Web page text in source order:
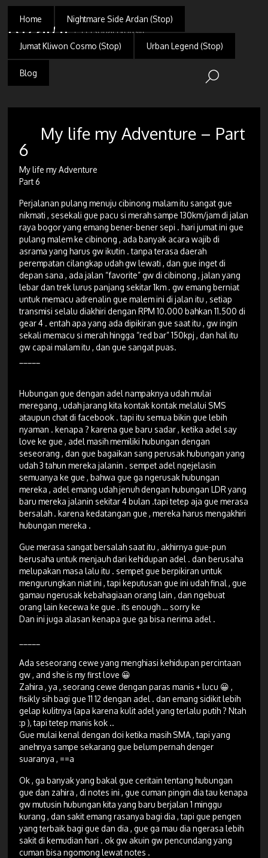
Rizaldi Personal Blogsite
Home Nightmare Side Ardan (Stop)
Jumat Kliwon Cosmo (Stop) Urban Legend (Stop)
Blog
My life my Adventure – Part
6
My life my Adventure
Part 6
Perjalanan pulang menuju cibinong malam itu sangat gue
nikmati , sesekali gue pacu si merah sampe 130km/jam di jalan
raya bogor yang emang bener-bener sepi . hari jumat ini gue
pulang malem ke cibinong , ada banyak acara wajib di
asrama yang harus gw ikutin . tanpa terasa daerah
perempatan cilangkap udah gw lewati , dan gue inget di
depan sana , ada jalan “favorite” gw di cibinong , jalan yang
lebar dan trek lurus panjang sekitar 1km . gw emang berniat
untuk memacu adrenalin gue malem ini di jalan itu , setiap
transmisi selalu diakhiri dengan RPM 10.000 bahkan 11.500 di
gear 4 . entah apa yang ada dipikiran gue saat itu , gw ingin
sekali memacu si merah hingga “red bar” 150kpj , dan hal itu
gw capai malam itu , dan gue sangat puas.
Hubungan gue dengan adel nampaknya udah mulai
meregang , udah jarang kita kontak kontak melalui SMS
ataupun chat di facebook . tapi itu semua bikin gue lebih
nyaman . kenapa ? karena gue baru sadar , ketika adel say
love ke gue , adel masih memiliki hubungan dengan
seseorang , dan gue bagaikan sang perusak hubungan yang
udah 3 tahun mereka jalanin . sempet adel ngejelasin
semuanya ke gue , bahwa gue ga ngerusak hubungan
mereka , adel emang udah jenuh dengan hubungan LDR yang
baru mereka jalanin sekitar 4 bulan .tapi tetep aja gue merasa
bersalah . karena kedatangan gue , mereka harus mengakhiri
hubungan mereka .
Gue merasa sangat bersalah saat itu , akhirnya gue-pun
berusaha untuk menjauh dari kehidupan adel . dan berusaha
melupakan masa lalu itu . sempet gue berpikiran untuk
mengurungkan niat ini , tapi keputusan gue ini udah final , gue
gamau ngerusak kebahagiaan orang lain , dan ngebuat
orang lain kecewa ke gue . its enough … sorry ke
Dan ini juga alasan kenapa gue ga bisa nerima adel .
Ada seseorang cewe yang menghiasi kehidupan percintaan
gw , and she is my first love 😀
Zahira , ya , seorang cewe dengan paras manis + lucu 😀 ,
fisikly sih bagi gue 11 12 dengan adel . dan emang sidikit lebih
gelap kulitnya (apa karena kulit adel yang terlalu putih ? Ntah
:p ), tapi tetep manis kok ..
Gue mulai kenal dengan doi ketika masih SMA , tapi yang
anehnya sampe sekarang gue belum pernah denger
suaranya , ==a
Ok , ga banyak yang bakal gue ceritain tentang hubungan
gue dan zahira , di notes ini , gue cuman pingin dia tau kenapa
gw mutusin hubungan kita yang baru berjalan 1 minggu
kurang , dan sakit emang rasanya bagi dia , tapi gue pengen
yang terbaik bagi gue dan dia , gue ga mau dia ngerasa lebih
sakit di kemudian hari . ok gw akuin gw pencundang yang
cuman bisa ngomong lewat notes .